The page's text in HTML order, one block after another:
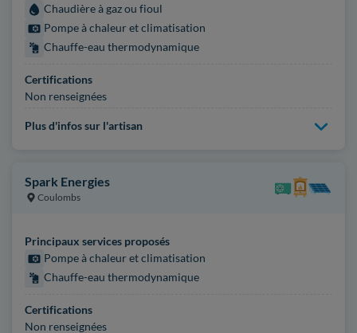
Chaudière à gaz ou fioul
Pompe à chaleur et climatisation
Chauffe-eau thermodynamique
Certifications
Non renseignées
Plus d'infos sur l'artisan
Spark Energies
Coulombs
Principaux services proposés
Pompe à chaleur et climatisation
Chauffe-eau thermodynamique
Certifications
Non renseignées